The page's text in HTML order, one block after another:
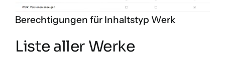
Berechtigungen für Inhaltstyp Werk
Liste aller Werke